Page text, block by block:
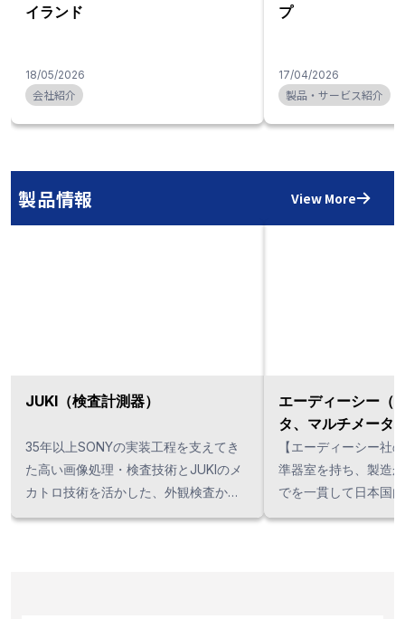
イランド
18/05/2026
会社紹介
プ
17/04/2026
製品・サービス紹介
製品情報 View More
JUKI（検査計測器）
35年以上SONYの実装工程を支えてき
た高い画像処理・検査技術とJUKIのメ
カトロ技術を活かした、外観検査から
計測、搬送までを一台でできる一体型
エーディーシー（
タ、マルチメータ
【エーディーシー社の製品
準器室を持ち、製造
でを一貫して日本国
エーディーシーの強